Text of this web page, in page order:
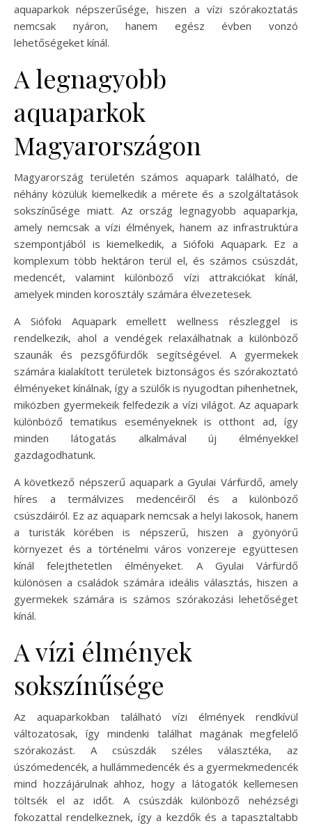
aquaparkok népszerűsége, hiszen a vízi szórakoztatás
nemcsak nyáron, hanem egész évben vonzó
lehetőségeket kínál.
A legnagyobb
aquaparkok
Magyarországon
Magyarország területén számos aquapark található, de
néhány közülük kiemelkedik a mérete és a szolgáltatások
sokszínűsége miatt. Az ország legnagyobb aquaparkja,
amely nemcsak a vízi élmények, hanem az infrastruktúra
szempontjából is kiemelkedik, a Siófoki Aquapark. Ez a
komplexum több hektáron terül el, és számos csúszdát,
medencét, valamint különböző vízi attrakciókat kínál,
amelyek minden korosztály számára élvezetesek.
A Siófoki Aquapark emellett wellness részleggel is
rendelkezik, ahol a vendégek relaxálhatnak a különböző
szaunák és pezsgőfürdők segítségével. A gyermekek
számára kialakított területek biztonságos és szórakoztató
élményeket kínálnak, így a szülők is nyugodtan pihenhetnek,
miközben gyermekeik felfedezik a vízi világot. Az aquapark
különböző tematikus eseményeknek is otthont ad, így
minden látogatás alkalmával új élményekkel
gazdagodhatunk.
A következő népszerű aquapark a Gyulai Várfürdő, amely
híres a termálvizes medencéiről és a különböző
csúszdáiról. Ez az aquapark nemcsak a helyi lakosok, hanem
a turisták körében is népszerű, hiszen a gyönyörű
környezet és a történelmi város vonzereje együttesen
kínál felejthetetlen élményeket. A Gyulai Várfürdő
különösen a családok számára ideális választás, hiszen a
gyermekek számára is számos szórakozási lehetőséget
kínál.
A vízi élmények
sokszínűsége
Az aquaparkokban található vízi élmények rendkívül
változatosak, így mindenki találhat magának megfelelő
szórakozást. A csúszdák széles választéka, az
úszómedencék, a hullámmedencék és a gyermekmedencék
mind hozzájárulnak ahhoz, hogy a látogatók kellemesen
töltsék el az időt. A csúszdák különböző nehézségi
fokozattal rendelkeznek, így a kezdők és a tapasztaltabb